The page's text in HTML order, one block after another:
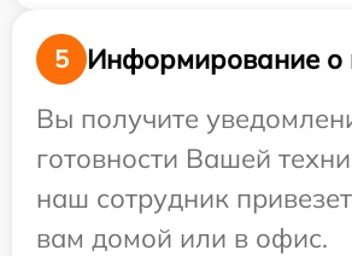
5
Информирование о
Вы получите
готовности Вашей
наш сотрудник
вам домой или в офис.